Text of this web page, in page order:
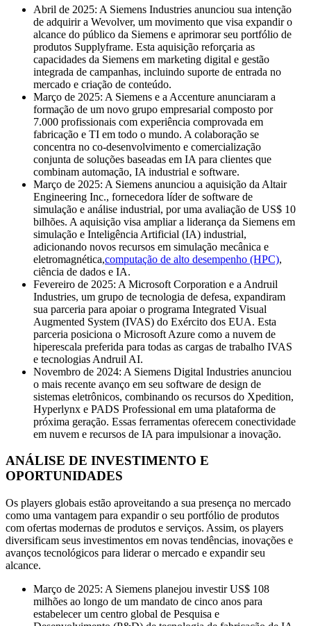
Abril de 2025: A Siemens Industries anunciou sua intenção
de adquirir a Wevolver, um movimento que visa expandir o
alcance do público da Siemens e aprimorar seu portfólio de
produtos Supplyframe. Esta aquisição reforçaria as
capacidades da Siemens em marketing digital e gestão
integrada de campanhas, incluindo suporte de entrada no
mercado e criação de conteúdo.
Março de 2025: A Siemens e a Accenture anunciaram a
formação de um novo grupo empresarial composto por
7.000 profissionais com experiência comprovada em
fabricação e TI em todo o mundo. A colaboração se
concentra no co-desenvolvimento e comercialização
conjunta de soluções baseadas em IA para clientes que
combinam automação, IA industrial e software.
Março de 2025: A Siemens anunciou a aquisição da Altair
Engineering Inc., fornecedora líder de software de
simulação e análise industrial, por uma avaliação de US$ 10
bilhões. A aquisição visa ampliar a liderança da Siemens em
simulação e Inteligência Artificial (IA) industrial,
adicionando novos recursos em simulação mecânica e
eletromagnética,computação de alto desempenho (HPC),
ciência de dados e IA.
Fevereiro de 2025: A Microsoft Corporation e a Andruil
Industries, um grupo de tecnologia de defesa, expandiram
sua parceria para apoiar o programa Integrated Visual
Augmented System (IVAS) do Exército dos EUA. Esta
parceria posiciona o Microsoft Azure como a nuvem de
hiperescala preferida para todas as cargas de trabalho IVAS
e tecnologias Andruil AI.
Novembro de 2024: A Siemens Digital Industries anunciou
o mais recente avanço em seu software de design de
sistemas eletrônicos, combinando os recursos do Xpedition,
Hyperlynx e PADS Professional em uma plataforma de
próxima geração. Essas ferramentas oferecem conectividade
em nuvem e recursos de IA para impulsionar a inovação.
ANÁLISE DE INVESTIMENTO E
OPORTUNIDADES
Os players globais estão aproveitando a sua presença no mercado
como uma vantagem para expandir o seu portfólio de produtos
com ofertas modernas de produtos e serviços. Assim, os players
diversificam seus investimentos em novas tendências, inovações e
avanços tecnológicos para liderar o mercado e expandir seu
alcance.
Março de 2025: A Siemens planejou investir US$ 108
milhões ao longo de um mandato de cinco anos para
estabelecer um centro global de Pesquisa e